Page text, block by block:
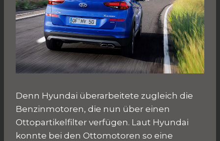
Denn Hyundai überarbeitete zugleich die
Benzinmotoren, die nun über einen
Ottopartikelfilter verfügen. Laut Hyundai
konnte bei den Ottomotoren so eine